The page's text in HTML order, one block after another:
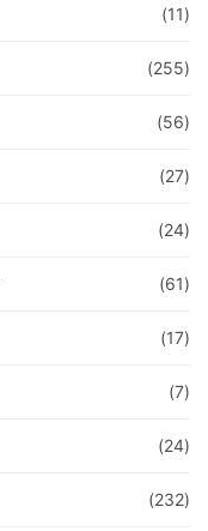
(11)
(255)
(56)
(27)
(24)
(61)
(17)
(7)
(24)
(232)